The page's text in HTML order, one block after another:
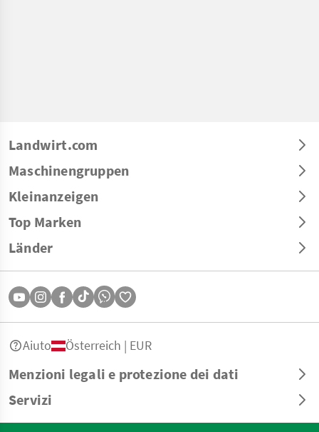
Landwirt.com
Maschinengruppen
Kleinanzeigen
Top Marken
Länder
Menzioni legali e protezione dei dati
Servizi
Aiuto Österreich | EUR